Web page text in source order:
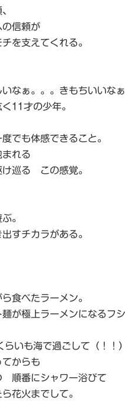
の信頼が
を支えてくれる。
なぁ。。。きもちいいなぁ
11才の少年。
でも体感できること。
まれる
け巡る この感覚。
。
すチカラがある。
食べたラーメン。
が極上ラーメンになるフシ
いも海で過ごして（！！）
からも
順番にシャワー浴びて
花火までして。